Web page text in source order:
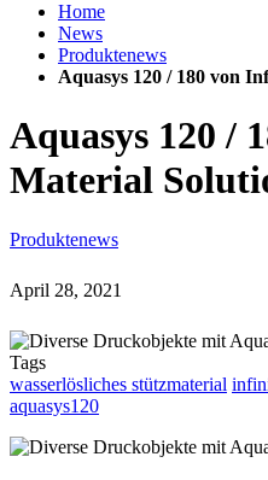
Home
News
Produktenews
Aquasys 120 / 180 von
Aquasys 120 /
Material
Produktenews
April 28, 2021
Tags
wasserlösliches stützmaterial
aquasys120